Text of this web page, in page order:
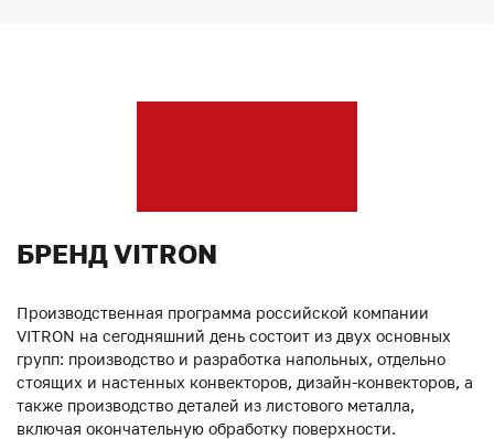
БРЕНД VITRON
Производственная программа российской компании
VITRON на сегодняшний день состоит из двух основных
групп: производство и разработка напольных, отдельно
стоящих и настенных конвекторов, дизайн-конвекторов, а
также производство деталей из листового металла,
включая окончательную обработку поверхности.